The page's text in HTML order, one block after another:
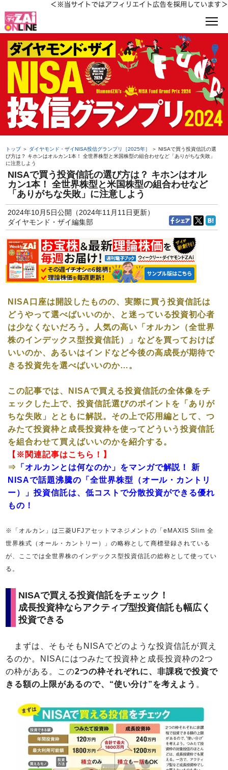
トップ ＞ ダイヤモンド・ザイNISA投信グランプリ［2025年］
＞ NISAで買う投資信託の選
び方は？ キホンはオルカン1本！ 全世界株型と米国株型の組合わせなど「ありがちな失敗」
に注意しよう
NISAで買う投資信託の選び方は？ キホンはオル
カン1本！ 全世界株型と米国株型の組合わせなど
「ありがちな失敗」に注意しよう
2024年10月5日公開（2024年11月11日更新）
ダイヤモンド・ザイ編集部
NISA口座は開設したものの、実際に買う投資信託は
どうやって選べばいいのか、と迷っている投資初心者
は少なくないだろう。人気の高い「 オルカン（全世界
株のインデックス型投資信託）」などを買っておけば
いいのか、あるいはインドなど今後の高成長が期待で
きる投資先を選べばいいのか…。
この記事では、NISAで買える投資信託の全体像をチ
ェックした上で、投資信託選びのポイントを「ありが
ちな失敗」とともに解説。その上で応用編として、つ
みたて投資枠と成長投資枠を使ってどういう投資信託
を組合わせて買えばいいのかを紹介する。
【※関連記事はこちら！】
⇒ 「オルカンとは何なのか」をマンガで解説！ 新
NISAで話題沸騰の「全世界株型（オール・カントリ
ー）」投資信託は、低コストで分散投資ができる優れ
もの！
※「オルカン」は三菱UFJアセットマネジメントの「eMAXIS Slim 全
世界株式（オール・カントリー）」の略称として商標登録されている
が、ここでは全世界株のインデックス型投資信託の総称として使ってい
る。
NISAで買える投資信託をチェック！
成長投資枠ならアクティブ型投資信託も幅広く
投資できる
まずは、そもそもNISAでどのような投資信託が買え
るのか。NISAにはつみたて投資枠と成長投資枠の2つ
の枠がある。この2つの枠それぞれに、非課税で投資で
きる額の上限があるので、“使い分け”を考えよう 。